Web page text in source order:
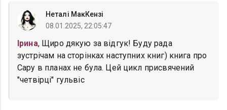
Неталі МакКензі
08.01.2025, 22:05:47
Ірина, Щиро дякую за відгук! Буду рада
зустрічам на сторінках наступних книг) книга про
Сару в планах не була. Цей цикл присвячений
"четвірці" гульвіс